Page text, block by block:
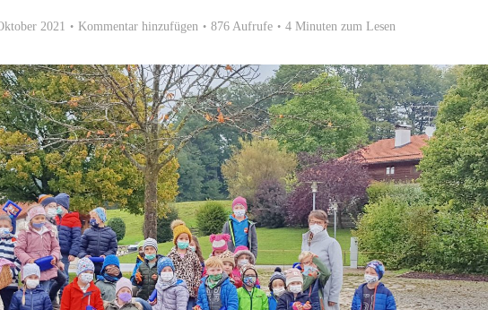
2021 Kommentar hinzufügen 876 Aufrufe 4 Minuten zum Lesen